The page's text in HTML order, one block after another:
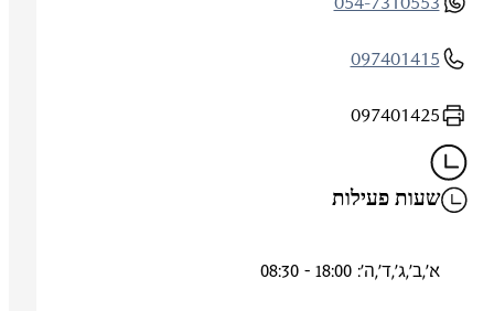
097401415
097401425
שעות פעילות
א',ב',ג',ד',ה': 18:00 - 08:30